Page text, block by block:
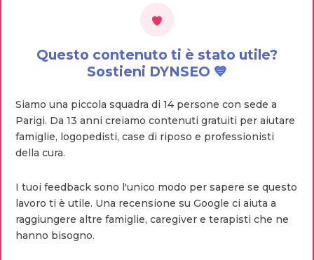
Questo contenuto ti è stato utile?
Sostieni DYNSEO 💙
Siamo una piccola squadra di 14 persone con sede a
Parigi. Da 13 anni creiamo contenuti gratuiti per aiutare
famiglie, logopedisti, case di riposo e professionisti
della cura.
I tuoi feedback sono l'unico modo per sapere se questo
lavoro ti è utile. Una recensione su Google ci aiuta a
raggiungere altre famiglie, caregiver e terapisti che ne
hanno bisogno.